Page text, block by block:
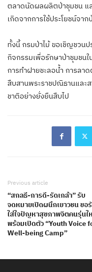
ตลาดนัดผลผลิตป่าชุมชน แ
เกิดจากการใช้ประโยชน์จาก
ทั้งนี้ กรมป่าไม้ ขอเชิญชวน
กิจกรรมเพื่อรักษาป่าชุมชน
การทำฝายชะลอน้ำ การลา
สืบสานพระราชปณิธานและ
ชาติอย่างยั่งยืนสืบไป
Previous article
“สกลธี-การดี-รัดเกล้า” รับ
จดหมายเปิดผนึกเยาวชน ขอ
ใส่ใจปัญหาสุขภาพจิตคนรุ่นใ
พร้อมเปิดตัว “Youth Voice
Well-being Camp”